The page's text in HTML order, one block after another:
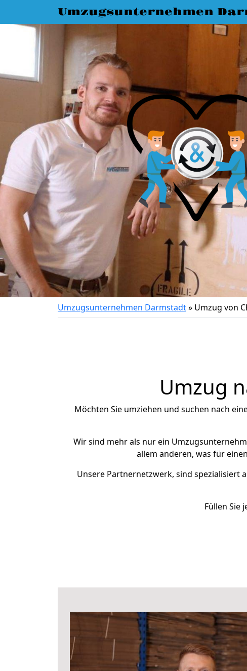
Umzugsunternehmen
Umzugsunternehmen Darmstadt» Umzug von
Umzug
Möchten Sie umziehen und suchen nach
Wir sind mehr als nur ein
allem anderen, was für
Unsere Partnernetzwerk, sind spezialisiert
Füllen Sie